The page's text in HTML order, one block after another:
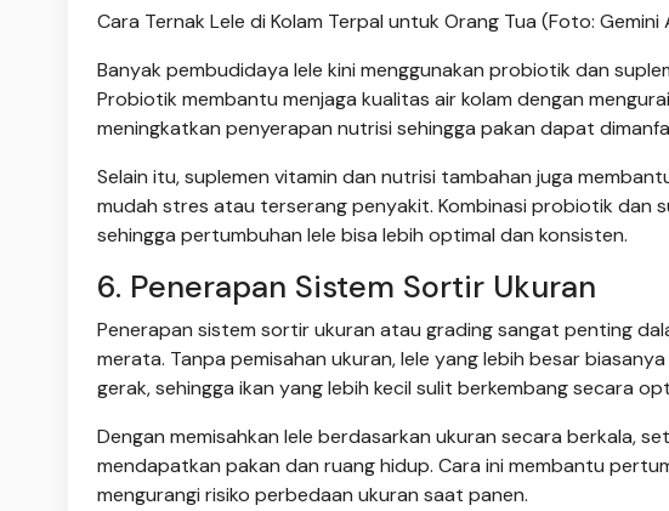
Cara Ternak Lele di Kolam Terpal untuk Orang Tua (Foto: Gemini
Banyak pembudidaya lele kini menggunakan probiotik dan
Probiotik membantu menjaga kualitas air kolam dengan
meningkatkan penyerapan nutrisi sehingga pakan dapat
Selain itu, suplemen vitamin dan nutrisi tambahan juga
mudah stres atau terserang penyakit. Kombinasi probiotik dan
sehingga pertumbuhan lele bisa lebih optimal dan konsisten.
6. Penerapan Sistem Sortir Ukuran
Penerapan sistem sortir ukuran atau grading sangat penting
merata. Tanpa pemisahan ukuran, lele yang lebih besar
gerak, sehingga ikan yang lebih kecil sulit berkembang secara
Dengan memisahkan lele berdasarkan ukuran secara berkala,
mendapatkan pakan dan ruang hidup. Cara ini membantu
mengurangi risiko perbedaan ukuran saat panen.